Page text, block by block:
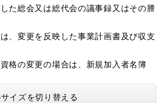
た総会又は総代会の議事録又はその謄
、変更を反映した事業計画書及び収支
格の変更の場合は、新規加入者名簿
イズを切り替える